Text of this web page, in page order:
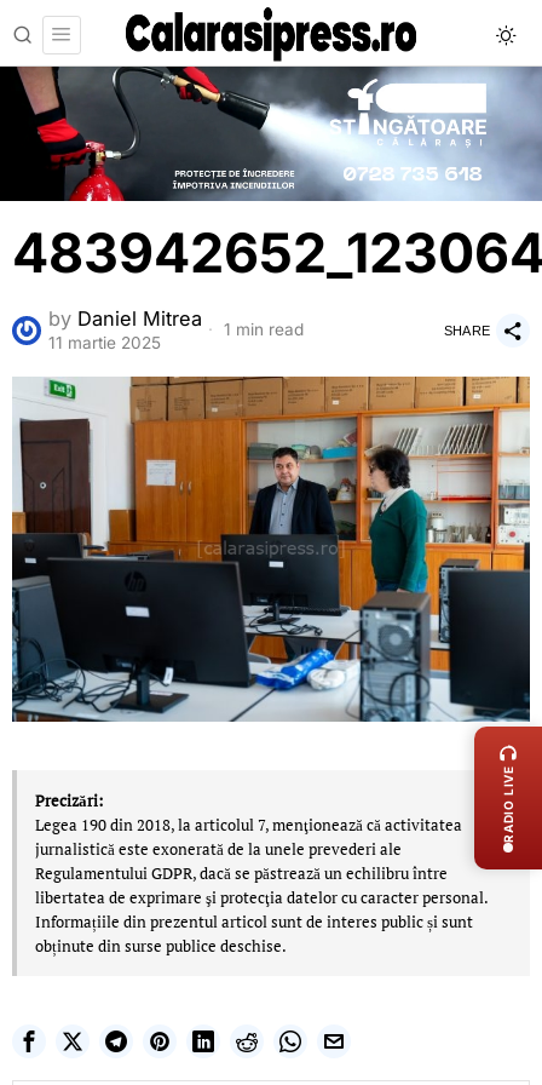
by Daniel Mitrea
11 martie 2025
1 min read SHARE
Precizări:
Legea 190 din 2018, la articolul 7, menţionează că activitatea
jurnalistică este exonerată de la unele prevederi ale
Regulamentului GDPR, dacă se păstrează un echilibru între
libertatea de exprimare şi protecţia datelor cu caracter personal.
Informațiile din prezentul articol sunt de interes public și sunt
obținute din surse publice deschise.
RADIO LIVE